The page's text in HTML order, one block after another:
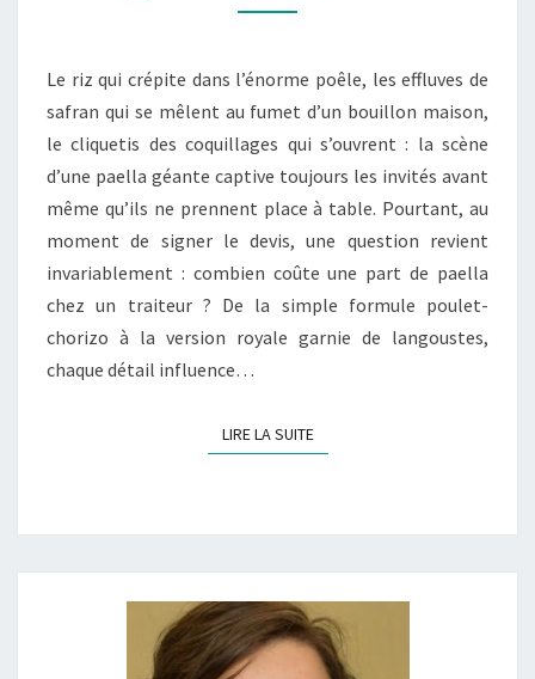
UNE
CHEZ
UN
TRAITEUR
?
Le riz qui crépite dans l’énorme poêle, les effluves de
safran qui se mêlent au fumet d’un bouillon maison,
le cliquetis des coquillages qui s’ouvrent : la scène
d’une paella géante captive toujours les invités avant
même qu’ils ne prennent place à table. Pourtant, au
moment de signer le devis, une question revient
invariablement : combien coûte une part de paella
chez un traiteur ? De la simple formule poulet-
chorizo à la version royale garnie de langoustes,
chaque détail influence…
LIRE LA SUITELIRE LA SUITE